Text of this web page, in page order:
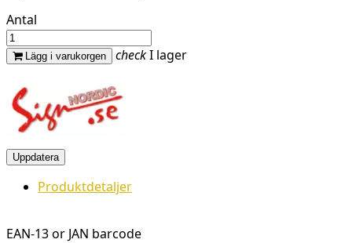
Antal
Lägg i varukorgen checkI lager
Produktdetaljer
EAN-13 or JAN barcode